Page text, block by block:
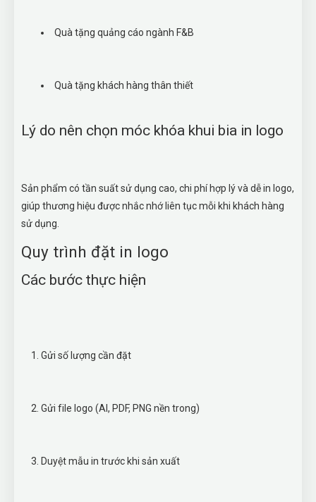
Quà tặng quảng cáo ngành F&B
Quà tặng khách hàng thân thiết
Lý do nên chọn móc khóa khui bia in logo
Sản phẩm có tần suất sử dụng cao, chi phí hợp lý và dễ in logo,
giúp thương hiệu được nhắc nhớ liên tục mỗi khi khách hàng
sử dụng.
Quy trình đặt in logo
Các bước thực hiện
Gửi số lượng cần đặt
Gửi file logo (AI, PDF, PNG nền trong)
Duyệt mẫu in trước khi sản xuất